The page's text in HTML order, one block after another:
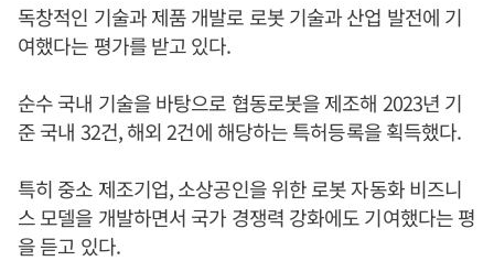
독창적인 기술과 제품 개발로 로봇 기술과 산업 발전에 기
여했다는 평가를 받고 있다.
순수 국내 기술을 바탕으로 협동로봇을 제조해 2023년 기
준 국내 32건, 해외 2건에 해당하는 특허등록을 획득했다.
특히 중소 제조기업, 소상공인을 위한 로봇 자동화 비즈니
스 모델을 개발하면서 국가 경쟁력 강화에도 기여했다는 평
을 듣고 있다.